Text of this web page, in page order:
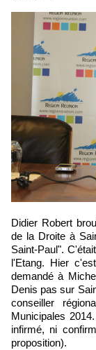
Didier Robert brouille les cartes. Lors de la réunion mensuelle
de la Droite à
Saint-Paul".
l'Etang. Hier
demandé à
Denis pas sur
conseiller
Municipales
infirmé, ni
proposition).